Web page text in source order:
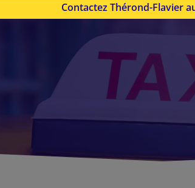
Contactez Thérond-Flavier